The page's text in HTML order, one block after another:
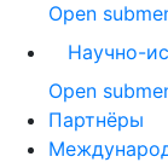
Open
Научно-
Open
Партнёры